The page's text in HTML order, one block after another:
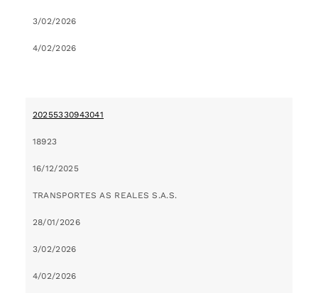
3/02/2026
4/02/2026
20255330943041
18923
16/12/2025
TRANSPORTES AS REALES S.A.S.
28/01/2026
3/02/2026
4/02/2026